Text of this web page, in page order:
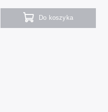
Do koszyka